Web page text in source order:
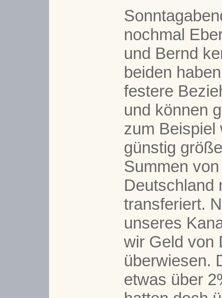
nochmal
und Bernd
beiden
festere
und können
zum Beispiel
günstig
Summen von
Deutschland
transferiert.
unseres
wir Geld von
überwiesen.
etwas über